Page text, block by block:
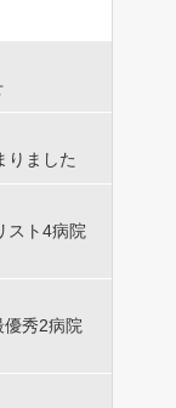
りました
スト4病院
優秀2病院